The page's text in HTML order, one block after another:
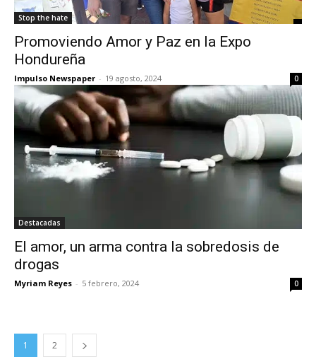
Stop the hate
Promoviendo Amor y Paz en la Expo
Hondureña
Impulso Newspaper - 19 agosto, 2024 0
Destacadas
El amor, un arma contra la sobredosis de
drogas
Myriam Reyes - 5 febrero, 2024 0
1 2